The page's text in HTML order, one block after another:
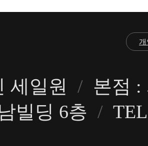
세일원 / 본점 :
빌딩 6층 /